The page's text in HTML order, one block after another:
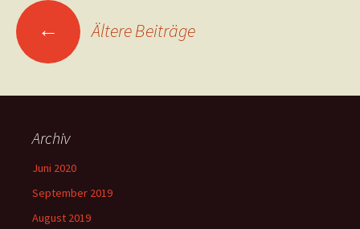
Beitragsnavigation
← Ältere Beiträge
Archiv
Juni 2020
September 2019
August 2019